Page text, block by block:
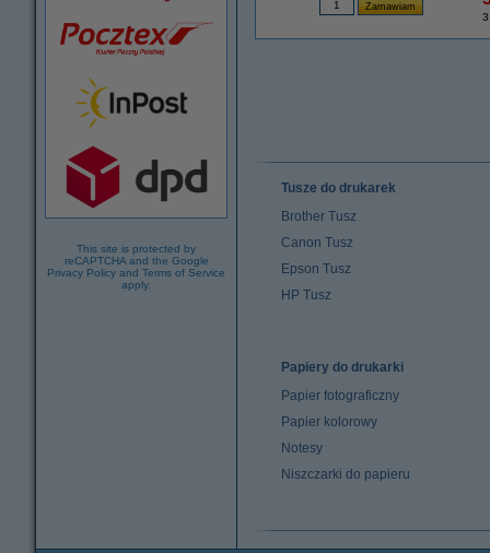
This site is protected by
reCAPTCHA and the Google
Privacy Policy and Terms of Service
apply.
Tusze do drukarek
Brother Tusz
Canon Tusz
Epson Tusz
HP Tusz
Papiery do drukarki
Papier fotograficzny
Papier kolorowy
Notesy
Niszczarki do papieru